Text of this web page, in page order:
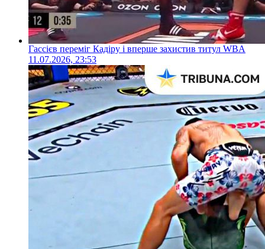
Гассієв переміг Кадіру і вперше захистив титул WBA
11.07.2026, 23:53